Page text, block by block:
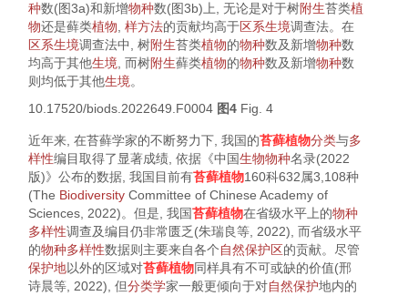
种数(图3a)和新增物种数(图3b)上, 无论是对于树附生苔类植
物还是藓类植物 样方法的贡献均高于区系生境调查法。在
区系生境调查法中, 树附生苔类植物的物种数及新增物种数
均高于其他生境 , 而树附生藓类植物的物种数及新增物种数
则均低于其他生境。
10.17520/biods.2022649.F0004 图4 Fig. 4
近年来, 在苔藓学家的不断努力下, 我国的苔藓植物分类与多
样性编目取得了显著成绩, 依据《中国生物物种名录(2022
版)》公布的数据, 我国目前有苔藓植物160科632属3,108种
(The Biodiversity Committee of Chinese Academy of
Sciences, 2022)。但是, 我国苔藓植物在省级水平上的物种
多样性调查及编目仍非常匮乏(朱瑞良等, 2022), 而省级水平
的物种多样性数据则主要来自各个自然保护区的贡献。尽管
保护地以外的区域对苔藓植物同样具有不可或缺的价值(邢
诗晨等, 2022), 但分类学家一般更倾向于对自然保护地内的